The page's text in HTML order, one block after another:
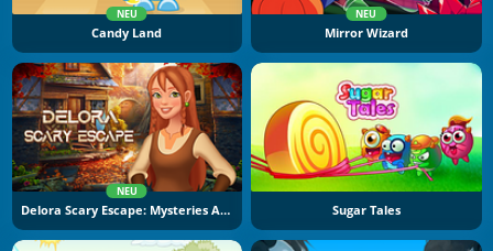
NEU
Candy Land
NEU
Mirror Wizard
NEU
Delora Scary Escape: Mysteries Adventure Sugar Tales